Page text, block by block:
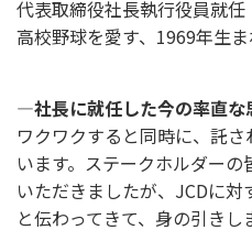
代表取締役社長執行役員就任
高校野球を愛す、1969年生
―社長に就任した今の率直な
ワクワクすると同時に、託
います。ステークホルダー
いただきましたが、JCDに
と伝わってきて、身の引きし